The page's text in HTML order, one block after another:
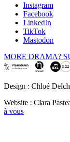
Instagram
Facebook
LinkedIn
TikTok
Mastodon
MORE DRAMA?
Design : Chloé
Website : Clara
à vous